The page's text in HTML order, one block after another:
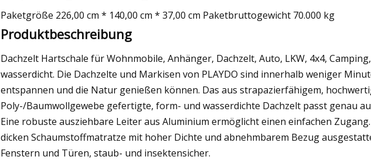
Paketgröße 226,00 cm * 140,00 cm * 37,00 cm Paketbruttogewicht 70.000 kg
Produktbeschreibung
Dachzelt Hartschale für Wohnmobile, Anhänger, Dachzelt, Auto, LKW, 4x4,
wasserdicht. Die Dachzelte und Markisen von PLAYDO sind innerhalb weniger
entspannen und die Natur genießen können. Das aus strapazierfähigem,
Poly-/Baumwollgewebe gefertigte, form- und wasserdichte Dachzelt passt genau
Eine robuste ausziehbare Leiter aus Aluminium ermöglicht einen einfachen
dicken Schaumstoffmatratze mit hoher Dichte und abnehmbarem Bezug
Fenstern und Türen, staub- und insektensicher.